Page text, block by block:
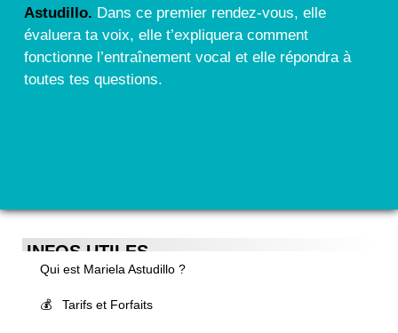
Astudillo. Dans ce premier rendez-vous, elle
évaluera ta voix, elle t’expliquera comment
fonctionne l’entraînement vocal et elle répondra à
toutes tes questions.
INFOS UTILES
Qui est Mariela Astudillo ?
💰 Tarifs et Forfaits